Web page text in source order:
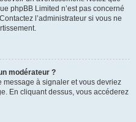
phpBB Limited n’est pas concerné
l’administrateur si vous ne
modérateur ?
message à signaler et vous devriez
En cliquant dessus, vous accéderez